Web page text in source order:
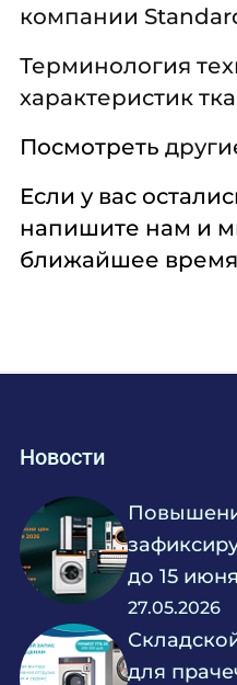
компании
Терминология
характеристик
Посмотреть
Если у вас
напишите нам и
ближайшее
Новости
до 15 июня
27.05.2026
для